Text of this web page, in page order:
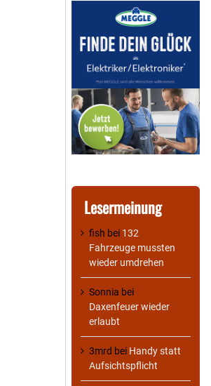
Lesermeinung
fish bei 132
Fahrzeuge mussten
wieder umdrehen
Sonnia bei
Daxenfeuer wieder
erlaubt
3mrd bei Handy statt
Aufsichtspflicht